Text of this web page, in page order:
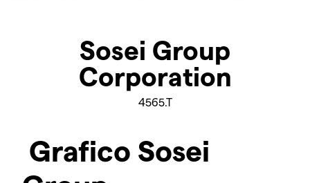
Sosei Group
Corporation
4565.T
Grafico Sosei